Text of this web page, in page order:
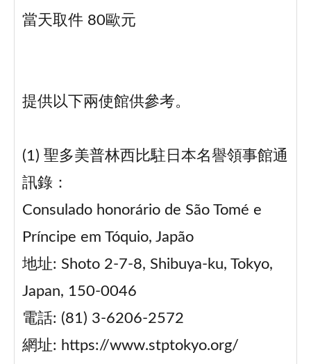
當天取件 80歐元
提供以下兩使館供參考。
(1) 聖多美普林西比駐日本名譽領事館通
訊錄：
Consulado honorário de São Tomé e
Príncipe em Tóquio, Japão
地址: Shoto 2-7-8, Shibuya-ku, Tokyo,
Japan, 150-0046
電話: (81) 3-6206-2572
網址: https://www.stptokyo.org/